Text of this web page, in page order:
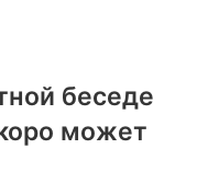
беседе
может